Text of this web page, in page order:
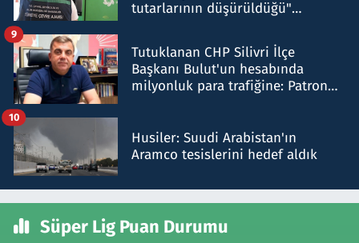
tutarlarının düşürüldüğü"
Tutuklanan CHP Silivri İlçe
Başkanı Bulut'un hesabında
milyonluk para trafiğine: Patron
9
Husiler: Suudi Arabistan'ın
Aramco tesislerini hedef aldık
10
Süper Lig Puan Durumu